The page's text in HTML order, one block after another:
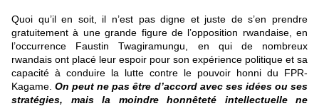
Quoi qu’il en soit, il n’est pas digne et juste de s’en prendre
gratuitement à une grande figure de l’opposition rwandaise, en
l’occurrence Faustin Twagiramungu, en qui de nombreux
rwandais ont placé leur espoir pour son expérience politique et sa
capacité à conduire la lutte contre le pouvoir honni du FPR-
Kagame.On peut ne pas être d’accord avec ses idées ou ses
stratégies, mais la moindre honnêteté intellectuelle ne